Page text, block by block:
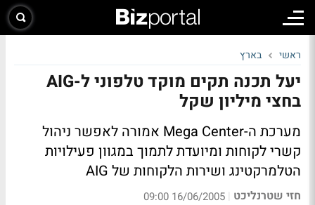
ראשי בארץ
יעל תכנה תקים מוקד טלפוני ל-AIG
בחצי מיליון שקל
מערכת ה-Mega Center אמורה לאפשר ניהול
קשרי לקוחות ומיועדת לתמוך במגוון פעילויות
הטלמרקטינג ושירות הלקוחות של AIG
חזי שטרנליכט |
16/06/2005 09:00